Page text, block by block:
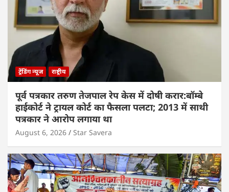
ट्रेंडिंग न्यूज राष्ट्रीय
पूर्व पत्रकार तरुण तेजपाल रेप केस में दोषी करार:बॉम्बे
हाईकोर्ट ने ट्रायल कोर्ट का फैसला पलटा; 2013 में साथी
पत्रकार ने आरोप लगाया था
August 6, 2026 Star Savera